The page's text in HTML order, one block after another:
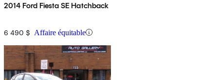
2014 Ford Fiesta SE Hatchback
6 490 $ Affaire équitable